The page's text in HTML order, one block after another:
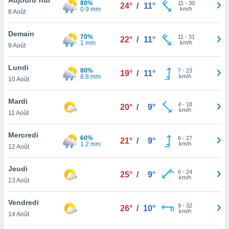
et
»,
au
vous
qu'ils
ou
le
ainsi
un
la
du
8 Août
80%
0.9 mm
24° / 11° 11 - 30
km/h
Demain
9 Août
70%
1 mm
22° / 11° 11 - 31
km/h
Lundi
10 Août
80%
8.8 mm
19° / 11° 7- 23
km/h
Mardi
11 Août
20° / 9° 4- 18
km/h
Mercredi
12 Août
60%
1.2 mm
21° / 9° 6- 27
km/h
Jeudi
13 Août
25° / 9° 6- 24
km/h
Vendredi
14 Août
26° / 10° 9- 32
km/h